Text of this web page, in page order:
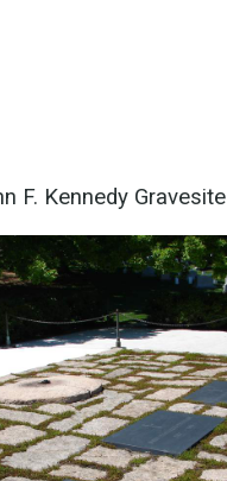
F. Kennedy Gravesite